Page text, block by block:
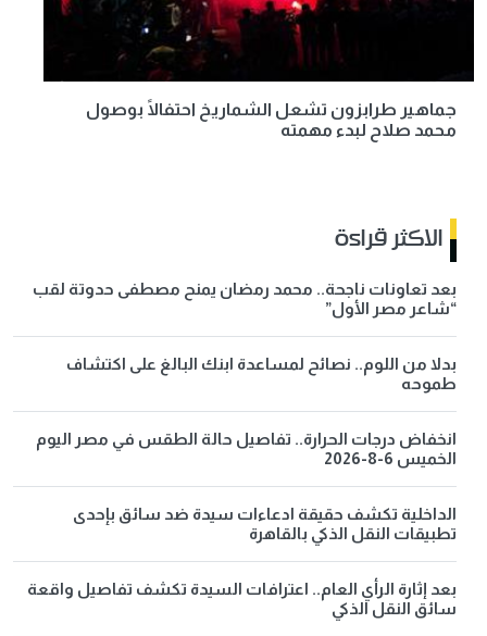
جماهير طرابزون تشعل الشماريخ احتفالًا بوصول
محمد صلاح لبدء مهمته
الاكثر قراءة
بعد تعاونات ناجحة.. محمد رمضان يمنح مصطفى حدوتة لقب
“شاعر مصر الأول”
بدلا من اللوم.. نصائح لمساعدة ابنك البالغ على اكتشاف
طموحه
انخفاض درجات الحرارة.. تفاصيل حالة الطقس في مصر اليوم
الخميس 6-8-2026
الداخلية تكشف حقيقة ادعاءات سيدة ضد سائق بإحدى
تطبيقات النقل الذكي بالقاهرة
بعد إثارة الرأي العام.. اعترافات السيدة تكشف تفاصيل واقعة
سائق النقل الذكي